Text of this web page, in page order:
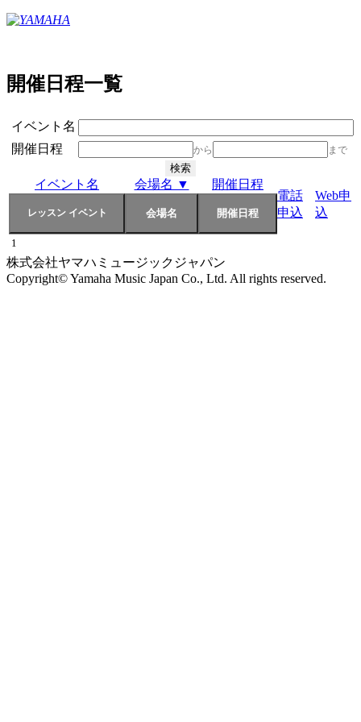
開催日程一覧
イベント名
開催日程
から まで
イベント名 会場名 ▼
開催日程
電話
申込
Web申
込
1
株式会社ヤマハミュージックジャパン
Copyright© Yamaha Music Japan Co., Ltd. All rights reserved.